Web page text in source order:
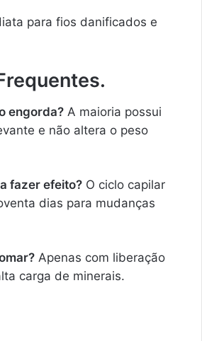
para fios danificados e
engorda? A maioria possui
e não altera o peso
fazer efeito? O ciclo capilar
dias para mudanças
Apenas com liberação
carga de minerais.